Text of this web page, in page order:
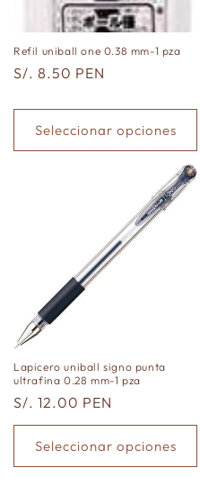
:
Refil uniball one 0.38 mm-1 pza
Precio
S/. 8.50 PEN
Seleccionar opciones
Lapicero uniball signo punta
ultrafina 0.28 mm-1 pza
Precio
habitual
S/. 12.00 PEN
Seleccionar opciones